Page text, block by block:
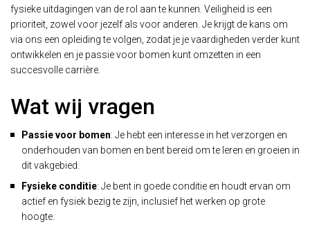
fysieke uitdagingen van de rol aan te kunnen. Veiligheid is een
prioriteit, zowel voor jezelf als voor anderen. Je krijgt de kans om
via ons een opleiding te volgen, zodat je je vaardigheden verder kunt
ontwikkelen en je passie voor bomen kunt omzetten in een
succesvolle carrière.
Wat wij vragen
Passie voor bomen: Je hebt een interesse in het verzorgen en
onderhouden van bomen en bent bereid om te leren en groeien in
dit vakgebied.
Fysieke conditie: Je bent in goede conditie en houdt ervan om
actief en fysiek bezig te zijn, inclusief het werken op grote
hoogte.